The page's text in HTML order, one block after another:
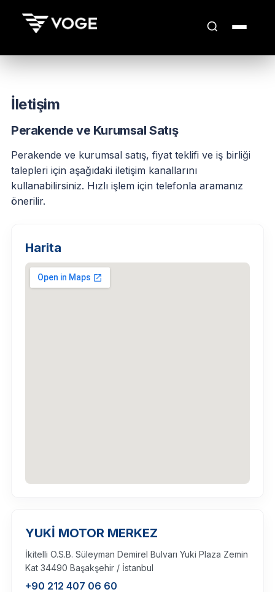
İletişim
Perakende ve Kurumsal Satış
Perakende ve kurumsal satış, fiyat teklifi ve iş birliği
talepleri için aşağıdaki iletişim kanallarını
kullanabilirsiniz. Hızlı işlem için telefonla aramanız
önerilir.
Harita
YUKİ MOTOR MERKEZ
İkitelli O.S.B. Süleyman Demirel Bulvarı Yuki Plaza Zemin
Kat 34490 Başakşehir / İstanbul
+90 212 407 06 60